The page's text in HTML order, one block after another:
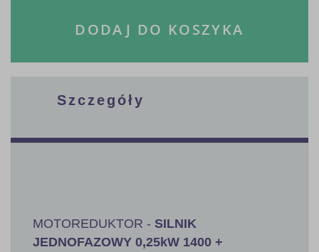
DODAJ DO KOSZYKA
Szczegóły
MOTOREDUKTOR - SILNIK
JEDNOFAZOWY 0,25kW 1400 +